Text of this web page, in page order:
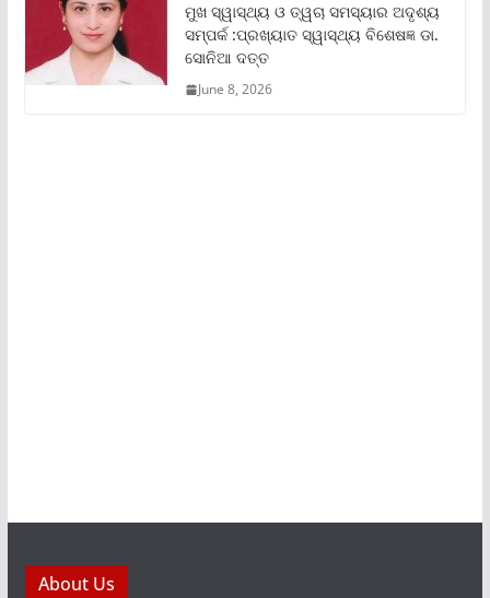
ମୁଖ ସ୍ୱାସ୍ଥ୍ୟ ଓ ତ୍ୱଚା ସମସ୍ୟାର ଅଦୃଶ୍ୟ
ସମ୍ପର୍କ :ପ୍ରଖ୍ୟାତ ସ୍ୱାସ୍ଥ୍ୟ ବିଶେଷଜ୍ଞ ଡା.
ସୋନିଆ ଦତ୍ତ
June 8, 2026
About Us